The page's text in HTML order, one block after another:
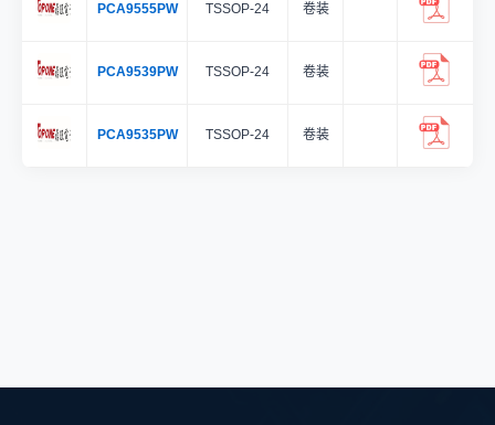
PCA9555PW TSSOP-24 卷装
PCA9539PW TSSOP-24 卷装
PCA9535PW TSSOP-24 卷装